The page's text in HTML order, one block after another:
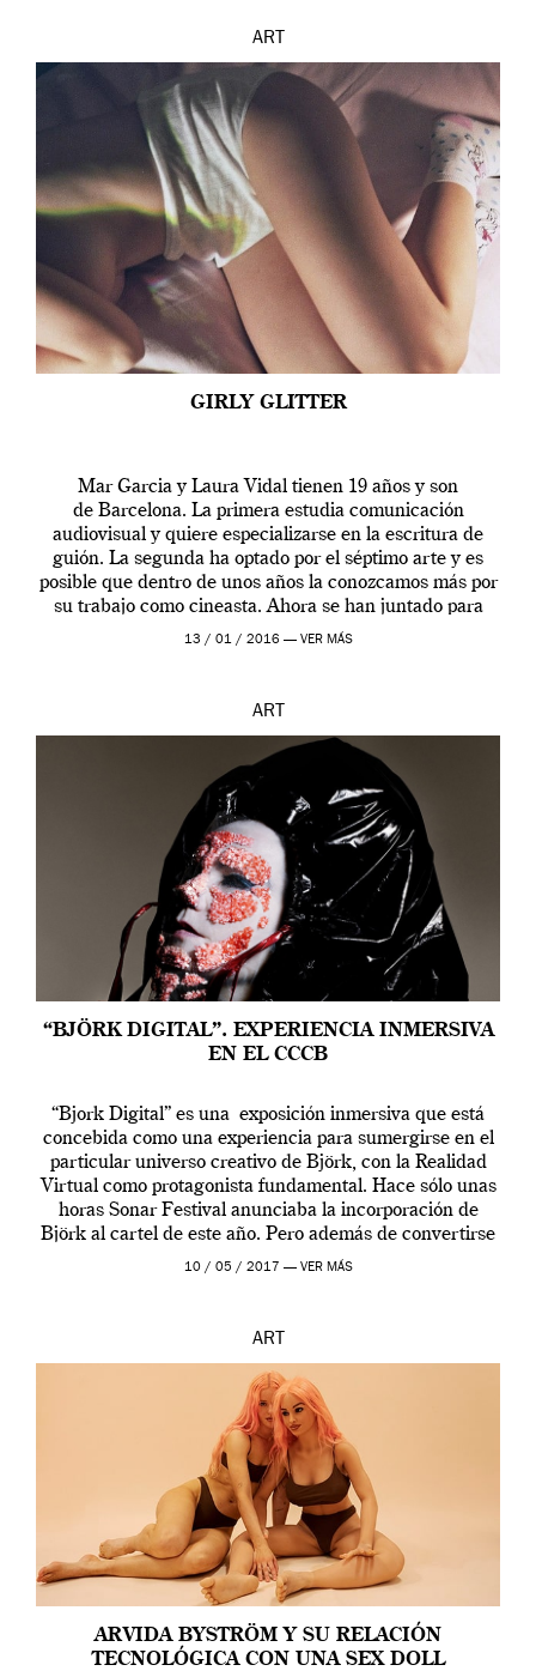
ART
GIRLY GLITTER
Mar Garcia y Laura Vidal tienen 19 años y son
de Barcelona. La primera estudia comunicación
audiovisual y quiere especializarse en la escritura de
guión. La segunda ha optado por el séptimo arte y es
posible que dentro de unos años la conozcamos más por
su trabajo como cineasta. Ahora se han juntado para
contarnos una […]
13 / 01 / 2016 — VER MÁS
ART
“BJÖRK DIGITAL”. EXPERIENCIA INMERSIVA
EN EL CCCB
“Bjork Digital” es una exposición inmersiva que está
concebida como una experiencia para sumergirse en el
particular universo creativo de Björk, con la Realidad
Virtual como protagonista fundamental. Hace sólo unas
horas Sonar Festival anunciaba la incorporación de
Björk al cartel de este año. Pero además de convertirse
en una de las actuaciones más relevantes […]
10 / 05 / 2017 — VER MÁS
ART
ARVIDA BYSTRÖM Y SU RELACIÓN
TECNOLÓGICA CON UNA SEX DOLL